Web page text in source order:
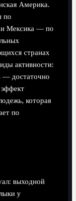
Америка.
по
и Мексика — по
странах
активности:
— достаточно
которая
по
выходной
у